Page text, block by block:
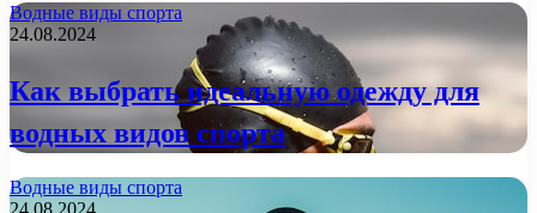
Водные виды спорта
24.08.2024
Как выбрать идеальную одежду для
водных видов спорта
Водные виды спорта
24.08.2024